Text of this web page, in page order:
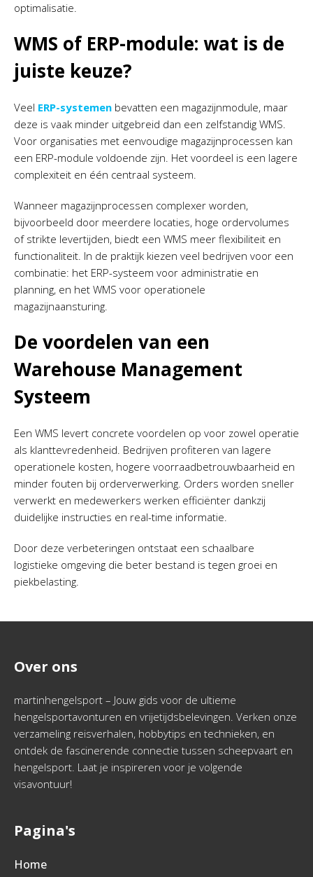
optimalisatie.
WMS of ERP-module: wat is de
juiste keuze?
Veel ERP-systemen bevatten een magazijnmodule, maar
deze is vaak minder uitgebreid dan een zelfstandig WMS.
Voor organisaties met eenvoudige magazijnprocessen kan
een ERP-module voldoende zijn. Het voordeel is een lagere
complexiteit en één centraal systeem.
Wanneer magazijnprocessen complexer worden,
bijvoorbeeld door meerdere locaties, hoge ordervolumes
of strikte levertijden, biedt een WMS meer flexibiliteit en
functionaliteit. In de praktijk kiezen veel bedrijven voor een
combinatie: het ERP-systeem voor administratie en
planning, en het WMS voor operationele
magazijnaansturing.
De voordelen van een
Warehouse Management
Systeem
Een WMS levert concrete voordelen op voor zowel operatie
als klanttevredenheid. Bedrijven profiteren van lagere
operationele kosten, hogere voorraadbetrouwbaarheid en
minder fouten bij orderverwerking. Orders worden sneller
verwerkt en medewerkers werken efficiënter dankzij
duidelijke instructies en real-time informatie.
Door deze verbeteringen ontstaat een schaalbare
logistieke omgeving die beter bestand is tegen groei en
piekbelasting.
Over ons
martinhengelsport – Jouw gids voor de ultieme
hengelsportavonturen en vrijetijdsbelevingen. Verken onze
verzameling reisverhalen, hobbytips en technieken, en
ontdek de fascinerende connectie tussen scheepvaart en
hengelsport. Laat je inspireren voor je volgende
visavontuur!
Pagina's
Home